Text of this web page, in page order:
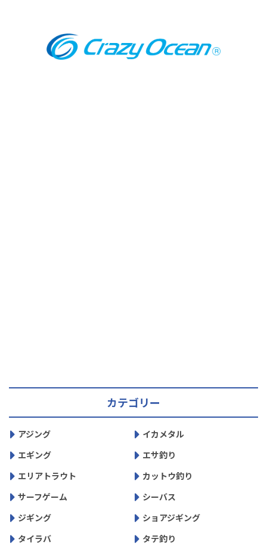
カテゴリー
アジング
イカメタル
エギング
エサ釣り
エリアトラウト
カットウ釣り
サーフゲーム
シーバス
ジギング
ショアジギング
タイラバ
タテ釣り